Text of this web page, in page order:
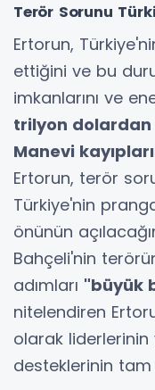
Terör Sorunu
Ertorun,
ettiğini ve bu
imkanlarını ve
trilyon dolardan
Manevi
Ertorun, terör
Türkiye'nin
önünün
Bahçeli'nin
adımları "büyük
nitelendiren
olarak liderlerinin
desteklerinin